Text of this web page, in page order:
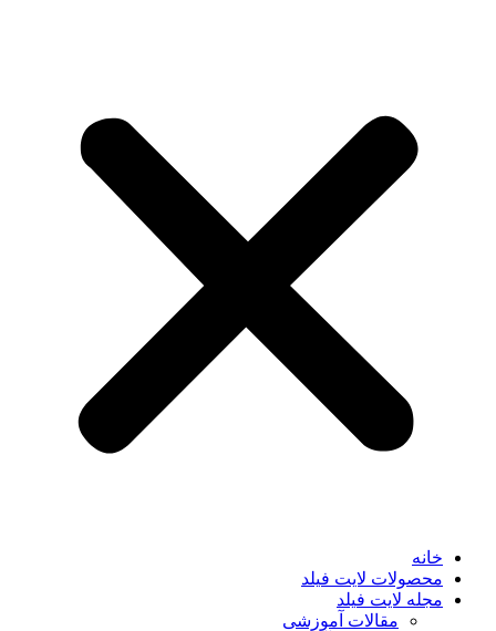
خانه
محصولات لایت فیلد
مجله لایت فیلد
مقالات آموزشی